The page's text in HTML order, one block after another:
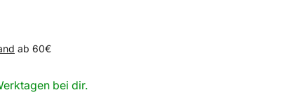
ab 60€
bei dir.